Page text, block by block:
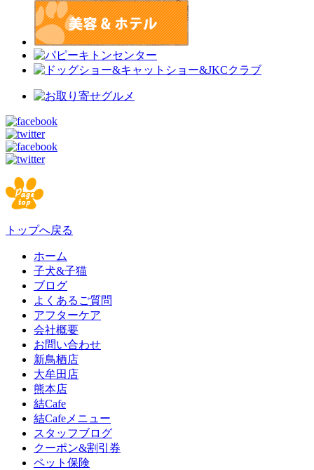
トップへ戻る
ホーム
子犬&子猫
ブログ
よくあるご質問
アフターケア
会社概要
お問い合わせ
新鳥栖店
大牟田店
熊本店
結Cafe
結Cafeメニュー
スタッフブログ
クーポン&割引券
ペット保険